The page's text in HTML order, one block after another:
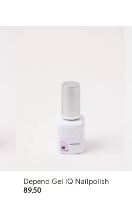
Depend Gel iQ Nailpolish
89,5089,50 kr